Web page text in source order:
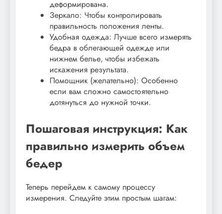
деформирована.
Зеркало: Чтобы контролировать
правильность положения ленты.
Удобная одежда: Лучше всего измерять
бедра в облегающей одежде или
нижнем белье‚ чтобы избежать
искажения результата.
Помощник (желательно): Особенно
если вам сложно самостоятельно
дотянуться до нужной точки.
Пошаговая инструкция: Как
правильно измерить объем
бедер
Теперь перейдем к самому процессу
измерения. Следуйте этим простым шагам: